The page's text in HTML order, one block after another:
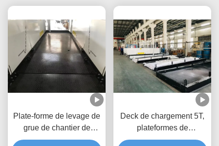
Plate-forme de levage de
grue de chantier de
construction de grande
Deck de chargement 5T,
plateformes de
chargement 5,3m pour les